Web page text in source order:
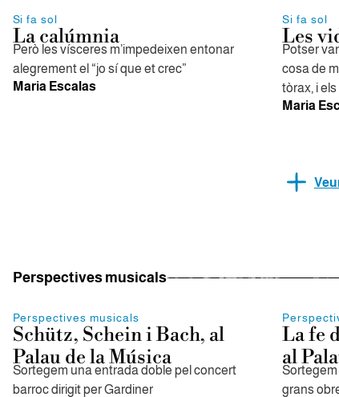
Si fa sol
La calúmnia
Però les vísceres m’impedeixen entonar
alegrement el “jo sí que et crec”
Maria Escalas
Si fa sol
Les
Potser
cosa de
tòrax, i
Maria
Perspectives musicals
Perspectives musicals
Schütz, Schein i Bach, al
Palau de la Música
Sortegem una entrada doble pel concert
barroc dirigit per Gardiner
La fe
al
grans